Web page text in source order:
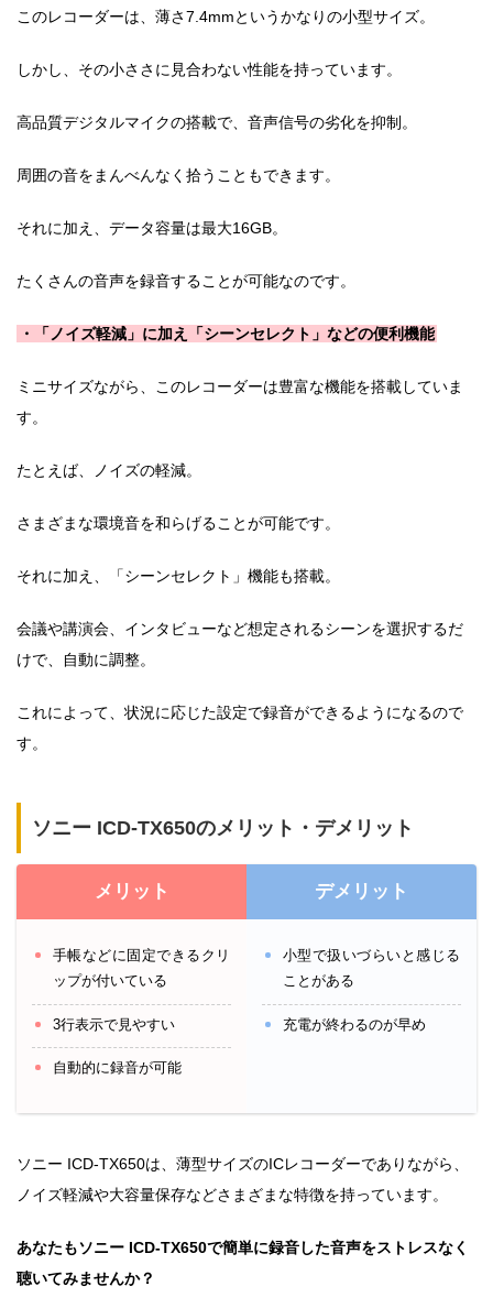
このレコーダーは、薄さ7.4mmというかなりの小型サイズ。
しかし、その小ささに見合わない性能を持っています。
高品質デジタルマイクの搭載で、音声信号の劣化を抑制。
周囲の音をまんべんなく拾うこともできます。
それに加え、データ容量は最大16GB。
たくさんの音声を録音することが可能なのです。
・「ノイズ軽減」に加え「シーンセレクト」などの便利機能
ミニサイズながら、このレコーダーは豊富な機能を搭載していま
す。
たとえば、ノイズの軽減。
さまざまな環境音を和らげることが可能です。
それに加え、「シーンセレクト」機能も搭載。
会議や講演会、インタビューなど想定されるシーンを選択するだ
けで、自動に調整。
これによって、状況に応じた設定で録音ができるようになるので
す。
ソニー ICD-TX650のメリット・デメリット
メリット
手帳などに固定できるクリ
ップが付いている
3行表示で見やすい
自動的に録音が可能
デメリット
小型で扱いづらいと感じる
ことがある
充電が終わるのが早め
ソニー ICD-TX650は、薄型サイズのICレコーダーでありながら、
ノイズ軽減や大容量保存などさまざまな特徴を持っています。
あなたもソニー ICD-TX650で簡単に録音した音声をストレスなく
聴いてみませんか？